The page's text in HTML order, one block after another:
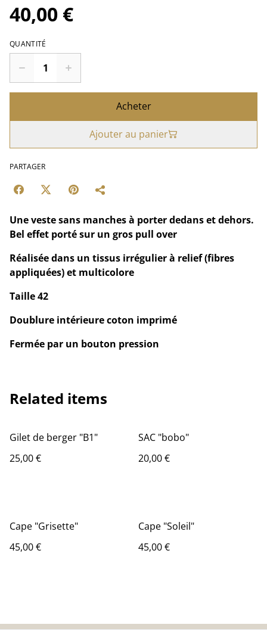
40,00 €
QUANTITÉ
Acheter
Ajouter au panier
PARTAGER
Une veste sans manches à porter dedans et dehors.
Bel effet porté sur un gros pull over
Réalisée dans un tissus irrégulier à relief (fibres
appliquées) et multicolore
Taille 42
Doublure intérieure coton imprimé
Fermée par un bouton pression
Related items
Gilet de berger "B1"
25,00 €
SAC "bobo"
20,00 €
Cape "Grisette"
45,00 €
Cape "Soleil"
45,00 €